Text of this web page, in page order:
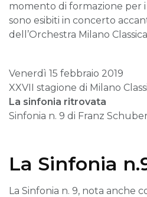
momento di formazione per
sono esibiti in concerto
dell’Orchestra Milano
Venerdì 15 febbraio 2019
XXVII stagione di Milano
La sinfonia ritrovata
Sinfonia n. 9 di Franz
La Sinfonia
La Sinfonia n. 9, nota anche